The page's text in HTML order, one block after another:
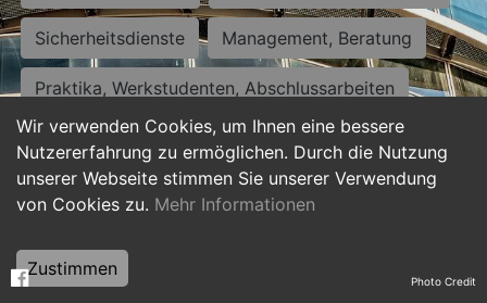
Wir verwenden Cookies, um Ihnen eine bessere
Nutzererfahrung zu ermöglichen. Durch die Nutzung
unserer Webseite stimmen Sie unserer Verwendung
von Cookies zu. Mehr Informationen
Zustimmen
Sicherheitsdienste Management, Beratung
Praktika, Werkstudenten, Abschlussarbeiten
Personalwesen Assistenz, Sekretariat
Hilfskräfte, Aushilfs- und Nebenjobs
Weiterbildung, Studium, duale Ausbildung Photo Credit